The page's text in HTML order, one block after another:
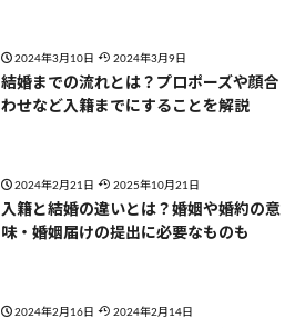
2024年3月10日 2024年3月9日
結婚までの流れとは？プロポーズや顔合
わせなど入籍までにすることを解説
2024年2月21日 2025年10月21日
入籍と結婚の違いとは？婚姻や婚約の意
味・婚姻届けの提出に必要なものも
2024年2月16日 2024年2月14日